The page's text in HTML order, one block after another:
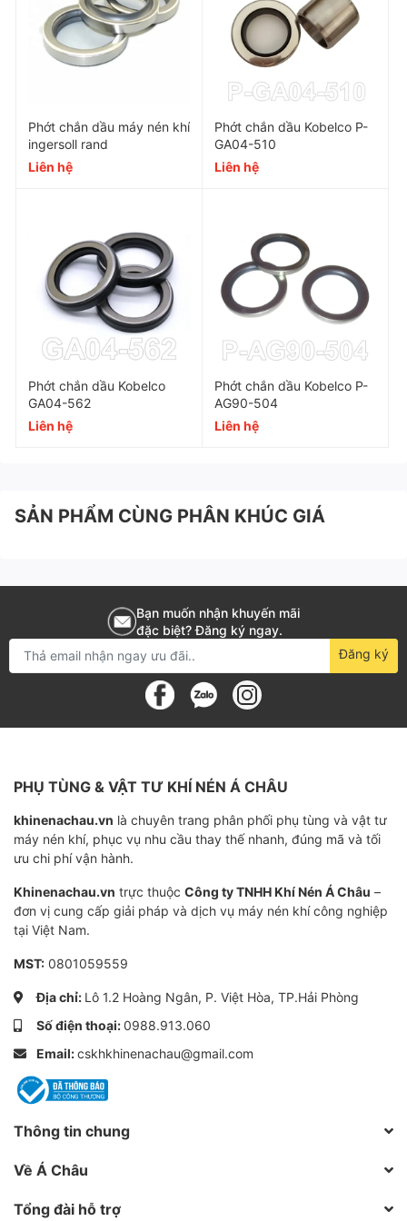
Phớt chắn dầu máy nén khí
ingersoll rand
Liên hệ
Phớt chắn dầu Kobelco P-
GA04-510
Liên hệ
Phớt chắn dầu Kobelco
GA04-562
Liên hệ
Phớt chắn dầu Kobelco P-
AG90-504
Liên hệ
SẢN PHẨM CÙNG PHÂN KHÚC GIÁ
Bạn muốn nhận khuyến mãi
đặc biệt? Đăng ký ngay.
Đăng ký
PHỤ TÙNG & VẬT TƯ KHÍ NÉN Á CHÂU
khinenachau.vn là chuyên trang phân phối phụ tùng và vật tư
máy nén khí, phục vụ nhu cầu thay thế nhanh, đúng mã và tối
ưu chi phí vận hành.
Khinenachau.vn trực thuộc Công ty TNHH Khí Nén Á Châu –
đơn vị cung cấp giải pháp và dịch vụ máy nén khí công nghiệp
tại Việt Nam.
MST: 0801059559
Địa chỉ: Lô 1.2 Hoàng Ngân, P. Việt Hòa, TP.Hải Phòng
Số điện thoại:0988.913.060
Email:cskhkhinenachau@gmail.com
Thông tin chung
Về Á Châu
Tổng đài hỗ trợ